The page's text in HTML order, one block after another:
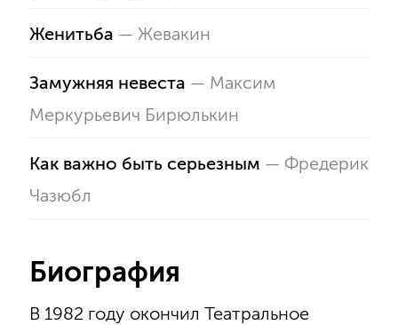
Женитьба — Жевакин
Замужняя невеста — Максим
Меркурьевич Бирюлькин
Как важно быть серьезным — Фредерик
Чазюбл
Биография
В 1982 году окончил Театральное